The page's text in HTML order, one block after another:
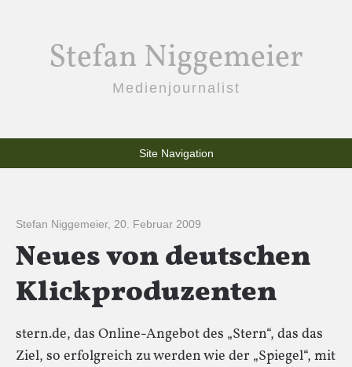
Stefan Niggemeier
Medienjournalist
Site Navigation
Stefan Niggemeier, 20. Februar 2009
Neues von deutschen
Klickproduzenten
stern.de, das Online-Angebot des „Stern“, das das
Ziel, so erfolgreich zu werden wie der „Spiegel“, mit